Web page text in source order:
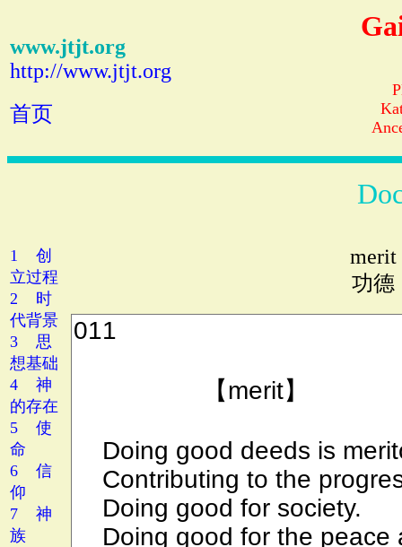
www.jtjt.org
http://www.jtjt.org
首页
1 创
立过程
2 时
代背景
3 思
想基础
4 神
的存在
5 使
命
6 信
仰
7 神
族
merit
功德